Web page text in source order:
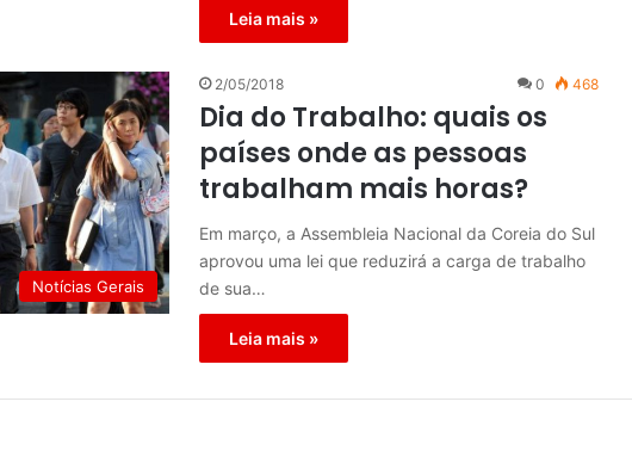
Leia mais »
Notícias Gerais
2/05/2018 0 468
Dia do Trabalho: quais os
países onde as pessoas
trabalham mais horas?
Em março, a Assembleia Nacional da Coreia do Sul
aprovou uma lei que reduzirá a carga de trabalho
de sua…
Leia mais »